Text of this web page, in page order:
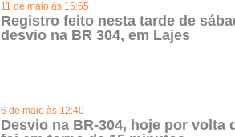
11 de maio às 15:55
Registro feito nesta tarde de
desvio na BR 304, em Lajes
6 de maio às 12:40
Desvio na BR-304, hoje por volta